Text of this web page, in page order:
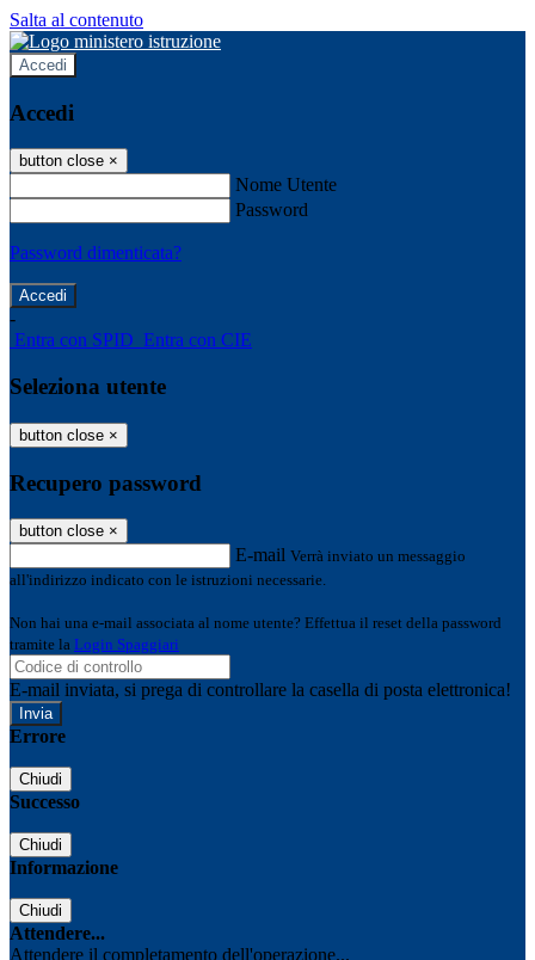
Salta al contenuto
Accedi
Accedi
button close ×
Nome Utente
Password
Password dimenticata?
-
Entra con SPID Entra con CIE
Seleziona utente
button close ×
Recupero password
button close ×
E-mail Verrà inviato un messaggio
all'indirizzo indicato con le istruzioni necessarie.
Non hai una e-mail associata al nome utente? Effettua il reset della password
tramite la Login Spaggiari
E-mail inviata, si prega di controllare la casella di posta elettronica!
Errore
Chiudi
Successo
Chiudi
Informazione
Chiudi
Attendere...
Attendere il completamento dell'operazione...